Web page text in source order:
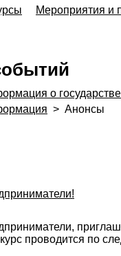
Мероприятия и
о
> Анонсы
проводится по